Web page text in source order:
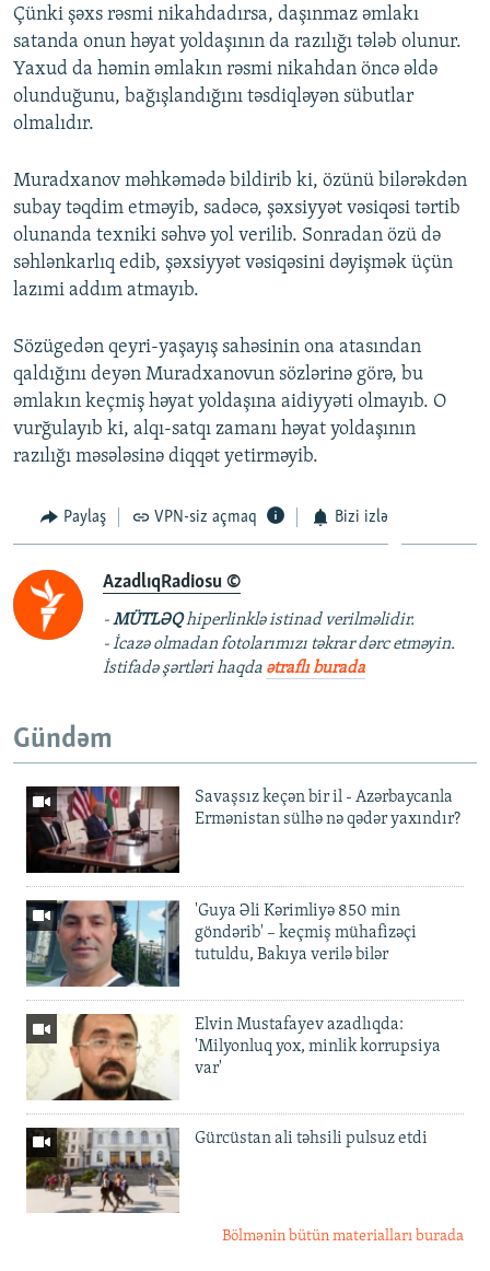
Çünki şəxs rəsmi nikahdadırsa, daşınmaz əmlakı
satanda onun həyat yoldaşının da razılığı tələb olunur.
Yaxud da həmin əmlakın rəsmi nikahdan öncə əldə
olunduğunu, bağışlandığını təsdiqləyən sübutlar
olmalıdır.
Muradxanov məhkəmədə bildirib ki, özünü bilərəkdən
subay təqdim etməyib, sadəcə, şəxsiyyət vəsiqəsi tərtib
olunanda texniki səhvə yol verilib. Sonradan özü də
səhlənkarlıq edib, şəxsiyyət vəsiqəsini dəyişmək üçün
lazımi addım atmayıb.
Sözügedən qeyri-yaşayış sahəsinin ona atasından
qaldığını deyən Muradxanovun sözlərinə görə, bu
əmlakın keçmiş həyat yoldaşına aidiyyəti olmayıb. O
vurğulayıb ki, alqı-satqı zamanı həyat yoldaşının
razılığı məsələsinə diqqət yetirməyib.
Paylaş VPN-siz açmaq Bizi izlə
AzadlıqRadiosu ©
-MÜTLƏQhiperlinklə istinad verilməlidir.
- İcazə olmadan fotolarımızı təkrar dərc etməyin.
İstifadə şərtləri haqda ətraflı burada
Gündəm
Savaşsız keçən bir il - Azərbaycanla
Ermənistan sülhə nə qədər yaxındır?
'Guya Əli Kərimliyə 850 min
göndərib' – keçmiş mühafizəçi
tutuldu, Bakıya verilə bilər
Elvin Mustafayev azadlıqda:
'Milyonluq yox, minlik korrupsiya
var'
Gürcüstan ali təhsili pulsuz etdi
Bölmənin bütün materialları burada